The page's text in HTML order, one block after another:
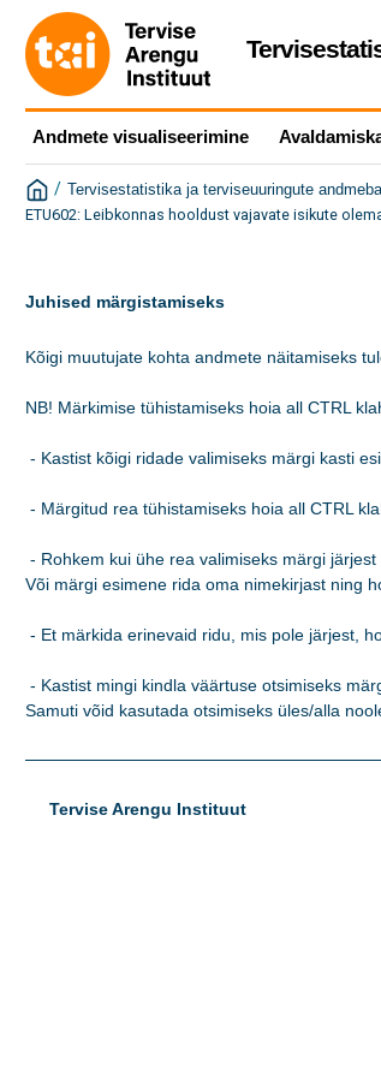
Andmete visualiseerimine
/ Tervisestatistika ja terviseuuringute
ETU602: Leibkonnas hooldust vajavate isikute
Juhised märgistamiseks
Kõigi muutujate kohta andmete näitamiseks
NB! Märkimise tühistamiseks hoia all CTRL
- Kastist kõigi ridade valimiseks märgi kasti
- Märgitud rea tühistamiseks hoia all CTRL
- Rohkem kui ühe rea valimiseks märgi
Või märgi esimene rida oma nimekirjast ning
- Et märkida erinevaid ridu, mis pole järjest,
- Kastist mingi kindla väärtuse otsimiseks
Samuti võid kasutada otsimiseks üles/alla
Tervise Arengu Instituut